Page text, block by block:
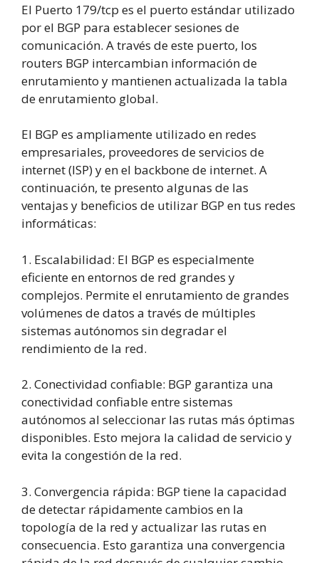
El Puerto 179/tcp es el puerto estándar utilizado
por el BGP para establecer sesiones de
comunicación. A través de este puerto, los
routers BGP intercambian información de
enrutamiento y mantienen actualizada la tabla
de enrutamiento global.
El BGP es ampliamente utilizado en redes
empresariales, proveedores de servicios de
internet (ISP) y en el backbone de internet. A
continuación, te presento algunas de las
ventajas y beneficios de utilizar BGP en tus redes
informáticas:
1. Escalabilidad: El BGP es especialmente
eficiente en entornos de red grandes y
complejos. Permite el enrutamiento de grandes
volúmenes de datos a través de múltiples
sistemas autónomos sin degradar el
rendimiento de la red.
2. Conectividad confiable: BGP garantiza una
conectividad confiable entre sistemas
autónomos al seleccionar las rutas más óptimas
disponibles. Esto mejora la calidad de servicio y
evita la congestión de la red.
3. Convergencia rápida: BGP tiene la capacidad
de detectar rápidamente cambios en la
topología de la red y actualizar las rutas en
consecuencia. Esto garantiza una convergencia